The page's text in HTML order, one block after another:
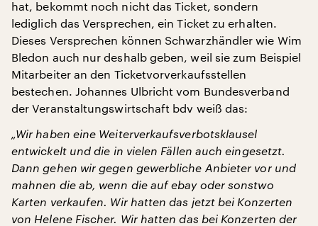
hat, bekommt noch nicht das Ticket, sondern
lediglich das Versprechen, ein Ticket zu erhalten.
Dieses Versprechen können Schwarzhändler wie Wim
Bledon auch nur deshalb geben, weil sie zum Beispiel
Mitarbeiter an den Ticketvorverkaufsstellen
bestechen. Johannes Ulbricht vom Bundesverband
der Veranstaltungswirtschaft bdv weiß das:
„Wir haben eine Weiterverkaufsverbotsklausel
entwickelt und die in vielen Fällen auch eingesetzt.
Dann gehen wir gegen gewerbliche Anbieter vor und
mahnen die ab, wenn die auf ebay oder sonstwo
Karten verkaufen. Wir hatten das jetzt bei Konzerten
von Helene Fischer. Wir hatten das bei Konzerten der